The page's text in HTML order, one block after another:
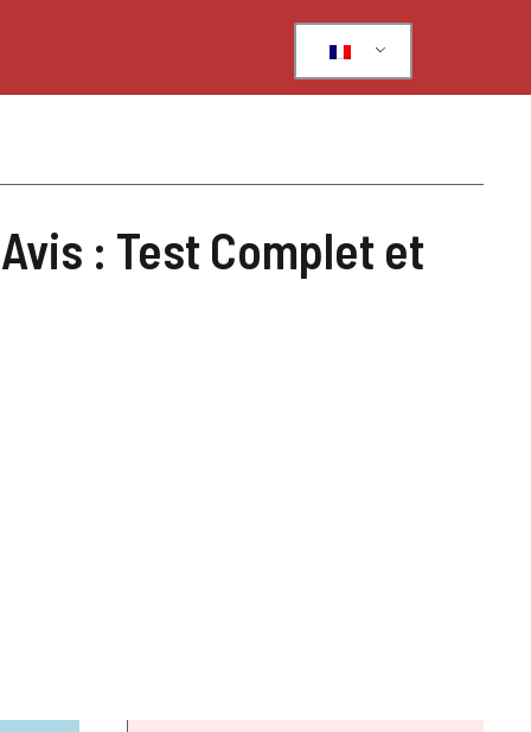
: Test Complet et